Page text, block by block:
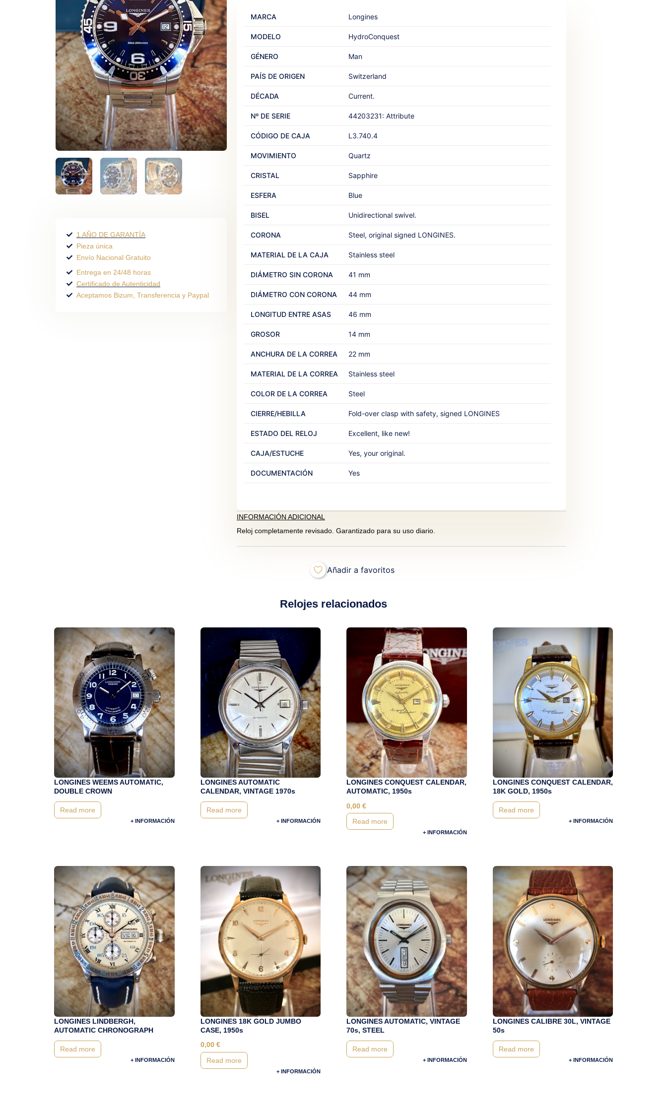
1 AÑO DE GARANTÍA
Pieza única
Envío Nacional Gratuito
Entrega en 24/48 horas
Certificado de Autenticidad
Aceptamos Bizum, Transferencia y Paypal
MARCA Longines‎
MODELO HydroConquest
GÉNERO Man‎
PAÍS DE ORIGEN Switzerland‎ ‎
DÉCADA Current.‎ ‎
Nº DE SERIE 44203231: Attribute‎ ‎
CÓDIGO DE CAJA L3.740.4
MOVIMIENTO Quartz‎ ‎ ‎
CRISTAL Sapphire‎ ‎
ESFERA Blue‎ ‎
BISEL Unidirectional swivel.‎ ‎
CORONA Steel, original signed LONGINES.‎ ‎
MATERIAL DE LA CAJA Stainless steel‎ ‎
DIÁMETRO SIN CORONA 41 mm
DIÁMETRO CON CORONA 44 mm
LONGITUD ENTRE ASAS 46 mm‎
GROSOR 14 mm
ANCHURA DE LA CORREA 22 mm
MATERIAL DE LA CORREA Stainless steel‎ ‎
COLOR DE LA CORREA Steel‎ ‎
CIERRE/HEBILLA Fold-over clasp with safety, signed LONGINES‎ ‎
ESTADO DEL RELOJ Excellent, like new!‎ ‎
CAJA/ESTUCHE Yes, your original.‎ ‎
DOCUMENTACIÓN Yes‎
INFORMACIÓN ADICIONAL
Reloj completamente revisado. Garantizado para su uso diario.
Añadir a favoritos
Relojes relacionados
LONGINES WEEMS AUTOMATIC,
DOUBLE CROWN
Read more
+ INFORMACIÓN
LONGINES AUTOMATIC
CALENDAR, VINTAGE 1970s
Read more
+ INFORMACIÓN
LONGINES CONQUEST CALENDAR,
AUTOMATIC, 1950s
0,00 €
Read more
+ INFORMACIÓN
LONGINES CONQUEST CALENDAR,
18K GOLD, 1950s
Read more
+ INFORMACIÓN
LONGINES LINDBERGH,
AUTOMATIC CHRONOGRAPH
Read more
+ INFORMACIÓN
LONGINES 18K GOLD JUMBO
CASE, 1950s
0,00 €
Read more
+ INFORMACIÓN
LONGINES AUTOMATIC, VINTAGE
70s, STEEL
Read more
+ INFORMACIÓN
LONGINES CALIBRE 30L, VINTAGE
50s
Read more
+ INFORMACIÓN